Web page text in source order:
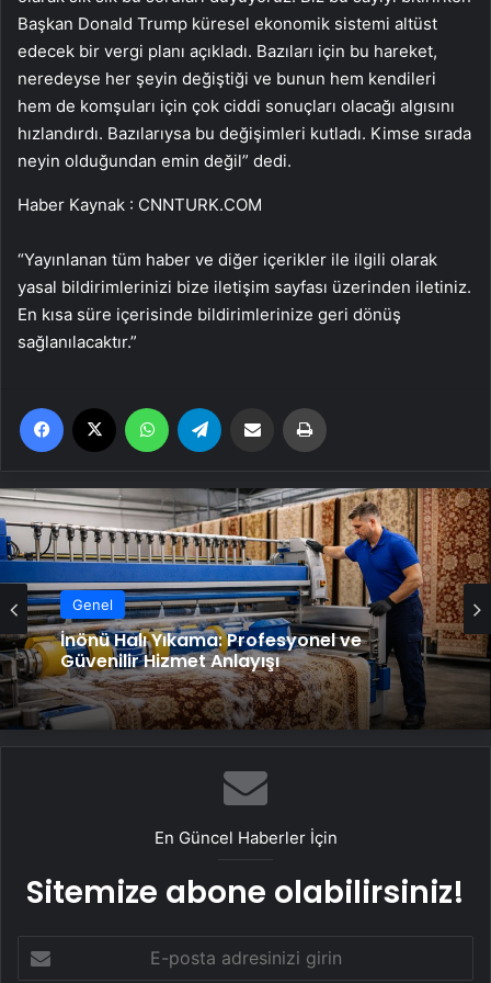
Başkan Donald Trump küresel ekonomik sistemi altüst
edecek bir vergi planı açıkladı. Bazıları için bu hareket,
neredeyse her şeyin değiştiği ve bunun hem kendileri
hem de komşuları için çok ciddi sonuçları olacağı algısını
hızlandırdı. Bazılarıysa bu değişimleri kutladı. Kimse sırada
neyin olduğundan emin değil” dedi.
Haber Kaynak : CNNTURK.COM
“Yayınlanan tüm haber ve diğer içerikler ile ilgili olarak
yasal bildirimlerinizi bize iletişim sayfası üzerinden iletiniz.
En kısa süre içerisinde bildirimlerinize geri dönüş
sağlanılacaktır.”
Facebook WhatsApp Email'den paylaş
Genel
İnönü Halı Yıkama: Profesyonel ve
Güvenilir Hizmet Anlayışı
En Güncel Haberler İçin
Sitemize abone olabilirsiniz!
posta